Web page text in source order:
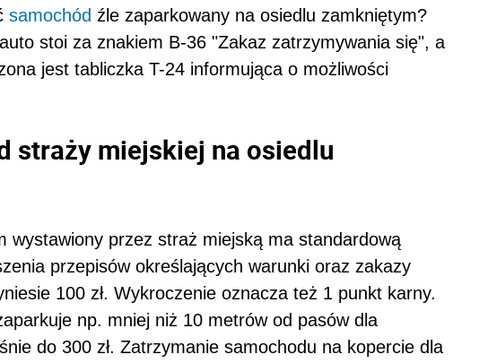
samochód źle zaparkowany na osiedlu zamkniętym?
stoi za znakiem B-36 "Zakaz zatrzymywania się", a
jest tabliczka T-24 informująca o możliwości
straży miejskiej na osiedlu
wystawiony przez straż miejską ma standardową
przepisów określających warunki oraz zakazy
100 zł. Wykroczenie oznacza też 1 punkt karny.
np. mniej niż 10 metrów od pasów dla
do 300 zł. Zatrzymanie samochodu na kopercie dla